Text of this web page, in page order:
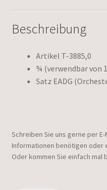
Beschreibung
Artikel T-3885,0
¾ (verwendbar von
Satz EADG
Schreiben Sie uns gerne per
Informationen benötigen oder
Oder kommen Sie einfach mal